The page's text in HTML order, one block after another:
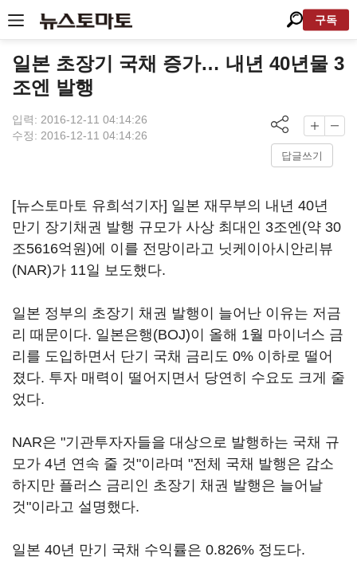
구독
일본 초장기 국채 증가… 내년 40년물 3
조엔 발행
입력: 2016-12-11 04:14:26
수정: 2016-12-11 04:14:26
답글쓰기
[뉴스토마토 유희석기자] 일본 재무부의 내년 40년
만기 장기채권 발행 규모가 사상 최대인 3조엔(약 30
조5616억원)에 이를 전망이라고 닛케이아시안리뷰
(NAR)가 11일 보도했다.
일본 정부의 초장기 채권 발행이 늘어난 이유는 저금
리 때문이다. 일본은행(BOJ)이 올해 1월 마이너스 금
리를 도입하면서 단기 국채 금리도 0% 이하로 떨어
졌다. 투자 매력이 떨어지면서 당연히 수요도 크게 줄
었다.
NAR은 "기관투자자들을 대상으로 발행하는 국채 규
모가 4년 연속 줄 것"이라며 "전체 국채 발행은 감소
하지만 플러스 금리인 초장기 채권 발행은 늘어날
것"이라고 설명했다.
일본 40년 만기 국채 수익률은 0.826% 정도다.